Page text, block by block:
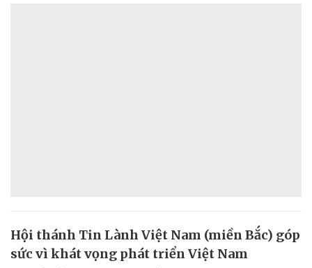
Hội thánh Tin Lành Việt Nam (miền Bắc) góp
sức vì khát vọng phát triển Việt Nam